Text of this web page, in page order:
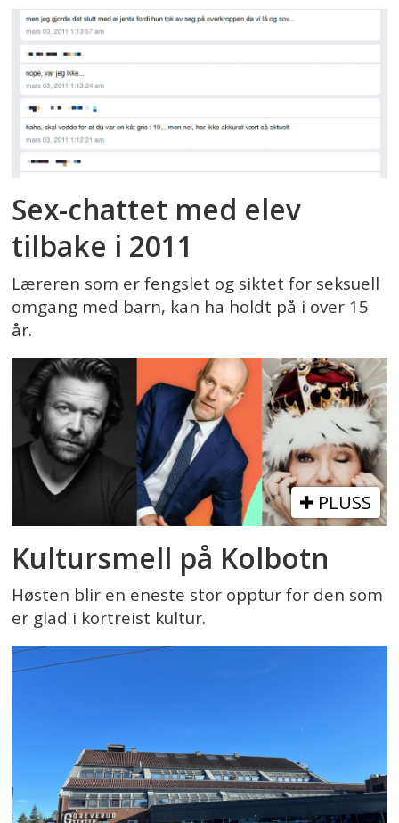
Sex-chattet med elev
tilbake i 2011
Læreren som er fengslet og siktet for seksuell
omgang med barn, kan ha holdt på i over 15
år.
PLUSS
Kultursmell på Kolbotn
Høsten blir en eneste stor opptur for den som
er glad i kortreist kultur.